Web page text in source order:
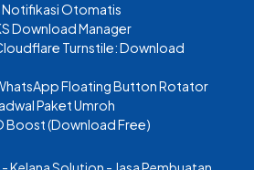
Notifikasi Otomatis
Download Manager
Turnstile: Download
Floating Button Rotator
Paket Umroh
Boost (Download Free)